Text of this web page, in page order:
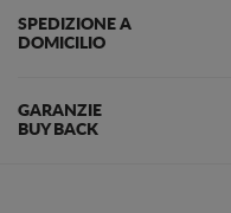
SPEDIZIONE A
DOMICILIO
GARANZIE
BUY BACK